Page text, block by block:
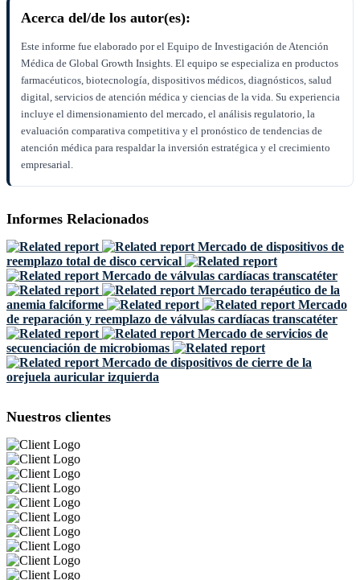
Acerca del/de los autor(es):
Este informe fue elaborado por el Equipo de Investigación de Atención
Médica de Global Growth Insights. El equipo se especializa en productos
farmacéuticos, biotecnología, dispositivos médicos, diagnósticos, salud
digital, servicios de atención médica y ciencias de la vida. Su experiencia
incluye el dimensionamiento del mercado, el análisis regulatorio, la
evaluación comparativa competitiva y el pronóstico de tendencias de
atención médica para respaldar la inversión estratégica y el crecimiento
empresarial.
Informes Relacionados
Mercado de dispositivos de
reemplazo total de disco cervical
Mercado de válvulas cardíacas transcatéter
Mercado terapéutico de la
anemia falciforme
Mercado
de reparación y reemplazo de válvulas cardíacas transcatéter
Mercado de servicios de
secuenciación de microbiomas
Mercado de dispositivos de cierre de la
orejuela auricular izquierda
Nuestros clientes